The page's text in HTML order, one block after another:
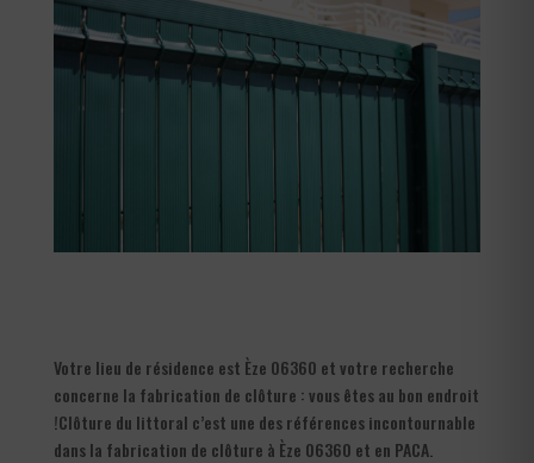
Votre lieu de résidence est Èze 06360 et votre recherche
concerne la fabrication de clôture : vous êtes au bon endroit
!Clôture du littoral c’est une des références incontournable
dans la fabrication de clôture à Èze 06360 et en PACA.